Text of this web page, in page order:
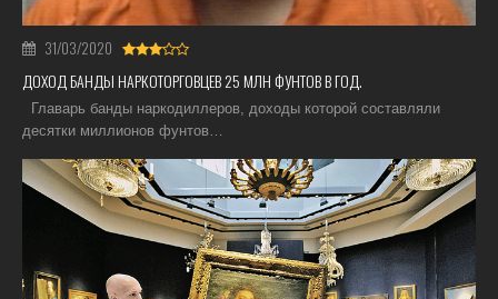
31/03/2020
ДОХОД БАНДЫ НАРКОТОРГОВЦЕВ 25 МЛН ФУНТОВ В ГОД.
Главарь банды наркодиллеров, доходы которой составляли
десятки миллионов фунтов…